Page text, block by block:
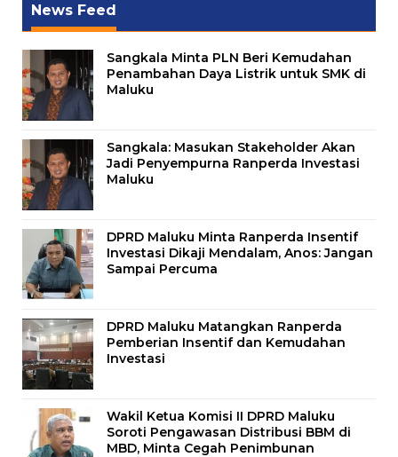
News Feed
Sangkala Minta PLN Beri Kemudahan
Penambahan Daya Listrik untuk SMK di
Maluku
Sangkala: Masukan Stakeholder Akan
Jadi Penyempurna Ranperda Investasi
Maluku
DPRD Maluku Minta Ranperda Insentif
Investasi Dikaji Mendalam, Anos: Jangan
Sampai Percuma
DPRD Maluku Matangkan Ranperda
Pemberian Insentif dan Kemudahan
Investasi
Wakil Ketua Komisi II DPRD Maluku
Soroti Pengawasan Distribusi BBM di
MBD, Minta Cegah Penimbunan